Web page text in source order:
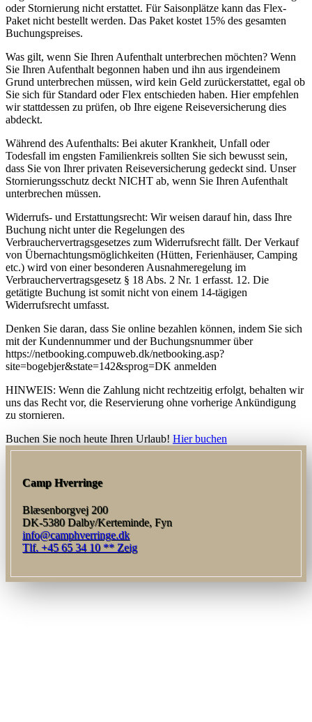
oder Stornierung nicht erstattet. Für Saisonplätze kann das Flex-
Paket nicht bestellt werden. Das Paket kostet 15% des gesamten
Buchungspreises.
Was gilt, wenn Sie Ihren Aufenthalt unterbrechen möchten? Wenn
Sie Ihren Aufenthalt begonnen haben und ihn aus irgendeinem
Grund unterbrechen müssen, wird kein Geld zurückerstattet, egal ob
Sie sich für Standard oder Flex entschieden haben. Hier empfehlen
wir stattdessen zu prüfen, ob Ihre eigene Reiseversicherung dies
abdeckt.
Während des Aufenthalts: Bei akuter Krankheit, Unfall oder
Todesfall im engsten Familienkreis sollten Sie sich bewusst sein,
dass Sie von Ihrer privaten Reiseversicherung gedeckt sind. Unser
Stornierungsschutz deckt NICHT ab, wenn Sie Ihren Aufenthalt
unterbrechen müssen.
Widerrufs- und Erstattungsrecht: Wir weisen darauf hin, dass Ihre
Buchung nicht unter die Regelungen des
Verbrauchervertragsgesetzes zum Widerrufsrecht fällt. Der Verkauf
von Übernachtungsmöglichkeiten (Hütten, Ferienhäuser, Camping
etc.) wird von einer besonderen Ausnahmeregelung im
Verbrauchervertragsgesetz § 18 Abs. 2 Nr. 1 erfasst. 12. Die
getätigte Buchung ist somit nicht von einem 14-tägigen
Widerrufsrecht umfasst.
Denken Sie daran, dass Sie online bezahlen können, indem Sie sich
mit der Kundennummer und der Buchungsnummer über
https://netbooking.compuweb.dk/netbooking.asp?
site=bogebjer&state=142&sprog=DK anmelden
HINWEIS: Wenn die Zahlung nicht rechtzeitig erfolgt, behalten wir
uns das Recht vor, die Reservierung ohne vorherige Ankündigung
zu stornieren.
Buchen Sie noch heute Ihren Urlaub! Hier buchen
Camp Hverringe
Blæsenborgvej 200
DK-5380 Dalby/Kerteminde, Fyn
info@camphverringe.dk
Tlf. +45 65 34 10 ** Zeig